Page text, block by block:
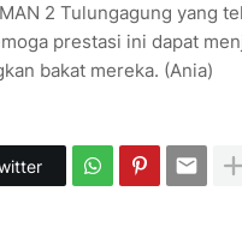
2 Tulungagung yang
prestasi ini dapat
bakat mereka. (Ania)